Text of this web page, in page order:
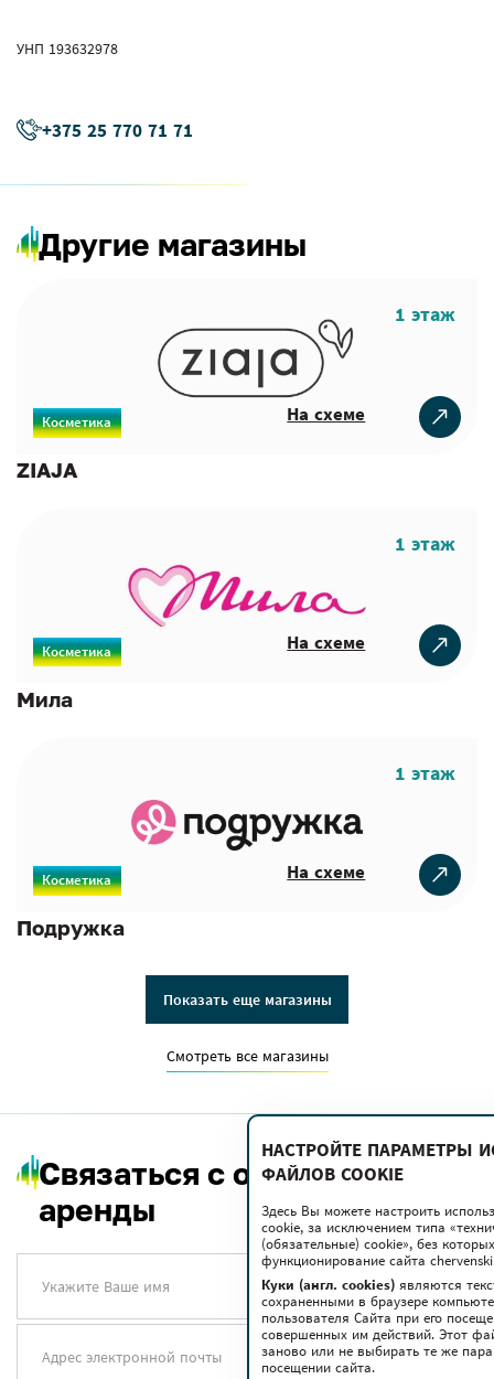
УНП 193632978
+375 25 770 71 71
Другие магазины
Косметика
1 этаж
ZIAJA
На схеме
Косметика
1 этаж
Мила
На схеме
Косметика
1 этаж
Подружка
На схеме
Показать еще магазины
Смотреть все магазины
Связаться с отделом
аренды
Укажите Ваше имя
Адрес электронной почты
НАСТРОЙТЕ ПАРАМЕТРЫ
ФАЙЛОВ COOKIE
Здесь Вы можете настроить
cookie, за исключением типа
(обязательные) cookie», без
функционирование сайта
Куки (англ. cookies) являются
сохраненными в браузере
пользователя Сайта при его
совершенных им действий. Этот
заново или не выбирать те же
посещении сайта.